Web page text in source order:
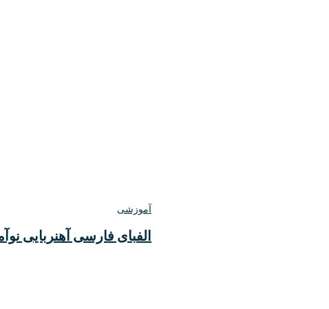
آموزشی
الفبای فارسی آهنربایی